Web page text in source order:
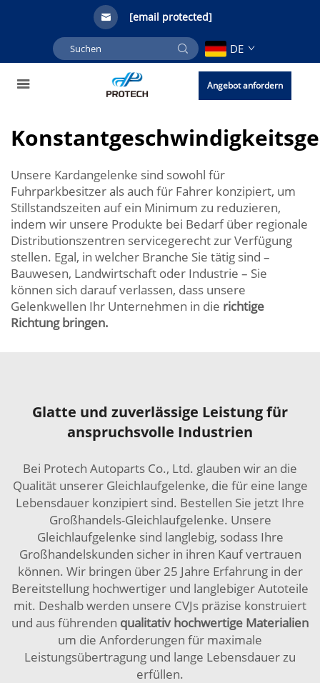
[email protected]
DE
Angebot anfordern
Unsere Kardangelenke sind sowohl für
Fuhrparkbesitzer als auch für Fahrer konzipiert, um
Stillstandszeiten auf ein Minimum zu reduzieren,
indem wir unsere Produkte bei Bedarf über regionale
Distributionszentren servicegerecht zur Verfügung
stellen. Egal, in welcher Branche Sie tätig sind –
Bauwesen, Landwirtschaft oder Industrie – Sie
können sich darauf verlassen, dass unsere
Gelenkwellen Ihr Unternehmen in die richtige
Richtung bringen.
Glatte und zuverlässige Leistung für
anspruchsvolle Industrien
Bei Protech Autoparts Co., Ltd. glauben wir an die
Qualität unserer Gleichlaufgelenke, die für eine lange
Lebensdauer konzipiert sind. Bestellen Sie jetzt Ihre
Großhandels-Gleichlaufgelenke. Unsere
Gleichlaufgelenke sind langlebig, sodass Ihre
Großhandelskunden sicher in ihren Kauf vertrauen
können. Wir bringen über 25 Jahre Erfahrung in der
Bereitstellung hochwertiger und langlebiger Autoteile
mit. Deshalb werden unsere CVJs präzise konstruiert
und aus führenden qualitativ hochwertige Materialien
um die Anforderungen für maximale
Leistungsübertragung und lange Lebensdauer zu
erfüllen.